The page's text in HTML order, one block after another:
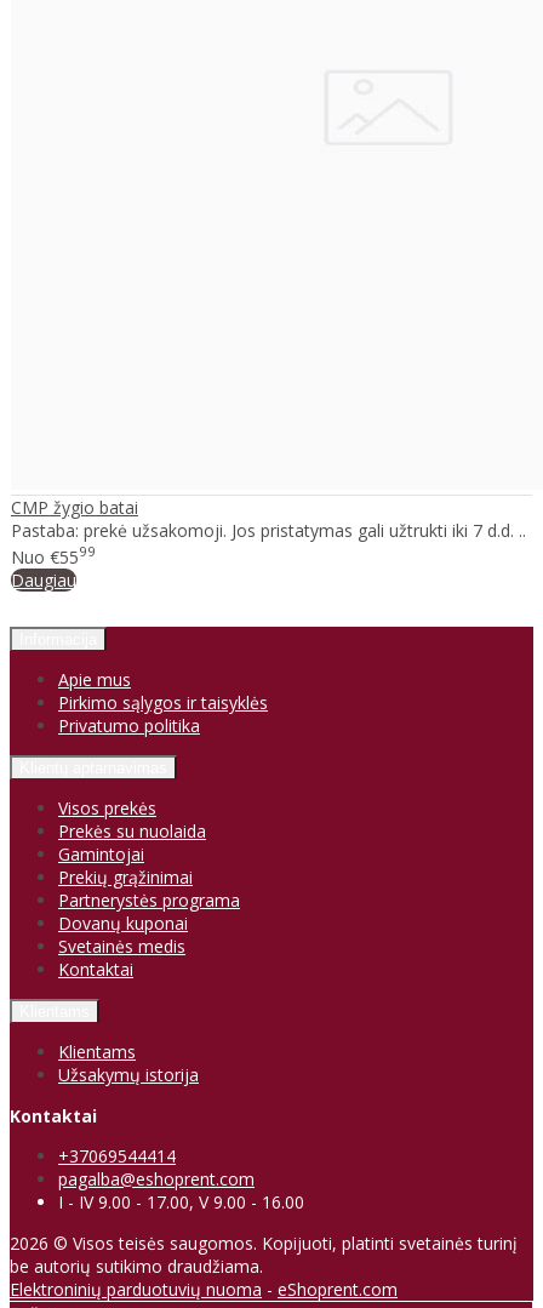
CMP žygio batai
Pastaba: prekė užsakomoji. Jos pristatymas gali užtrukti iki 7 d.d. ..
Nuo €5599
Daugiau
Apie mus
Pirkimo sąlygos ir taisyklės
Privatumo politika
Visos prekės
Prekės su nuolaida
Gamintojai
Prekių grąžinimai
Partnerystės programa
Dovanų kuponai
Svetainės medis
Kontaktai
Klientams
Užsakymų istorija
Kontaktai
+37069544414
pagalba@eshoprent.com
I - IV 9.00 - 17.00, V 9.00 - 16.00
2026 © Visos teisės saugomos. Kopijuoti, platinti svetainės turinį
be autorių sutikimo draudžiama.
Elektroninių parduotuvių nuoma - eShoprent.com